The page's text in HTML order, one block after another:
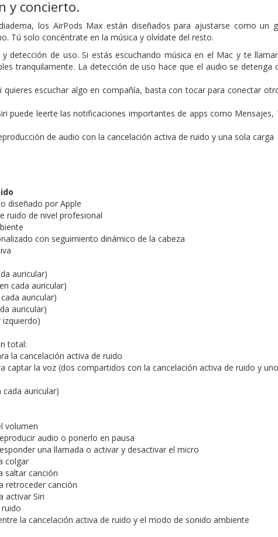
y concierto.
los AirPods Max están diseñados para ajustarse como
Tú solo concéntrate en la música y olvídate del resto.
detección de uso. Si estás escuchando música en el Mac y te
tranquilamente. La detección de uso hace que el audio se
quieres escuchar algo en compañía, basta con tocar para conectar
puede leerte las notificaciones importantes de apps como
de audio con la cancelación activa de ruido y una sola carga
diseñado por Apple
ruido de nivel profesional
con seguimiento dinámico de la cabeza
auricular)
cada auricular)
auricular)
auricular)
izquierdo)
total:
la cancelación activa de ruido
captar la voz (dos compartidos con la cancelación activa de ruido y
cada auricular)
volumen
audio o ponerlo en pausa
una llamada o activar y desactivar el micro
colgar
saltar canción
retroceder canción
activar Siri
la cancelación activa de ruido y el modo de sonido ambiente